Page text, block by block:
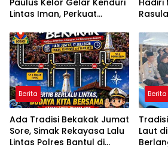
Paulus Kelor Gelar Kenduri
Lintas Iman, Perkuat
Hadiri
Berita
Ada Tradisi Bekakak Jumat
Sore, Simak Rekayasa Lalu
Lintas Polres Bantul di
Berita
Laut
Berita Berita